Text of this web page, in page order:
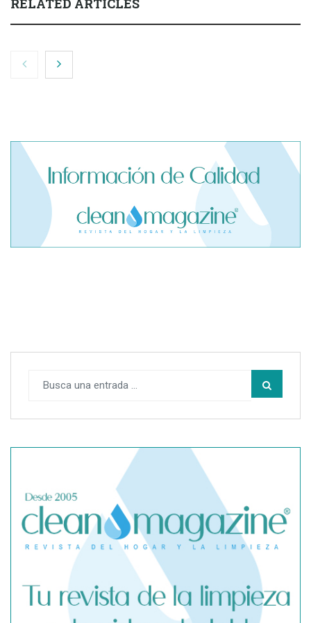
RELATED ARTICLES
El cofundador de Noctorial adquiere Amadeux para
SegurChollo advierte de los límites del seguro médico
privado ante un contagio de hantavirus fuera de España